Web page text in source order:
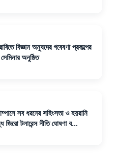
বিজ্ঞান অনুষদের গবেষণা প্রকল্পের
অনুষ্ঠিত
সব ধরনের সহিংসতা ও হয়রানি
জিরো টলারেন্স নীতি ঘোষণা ব...